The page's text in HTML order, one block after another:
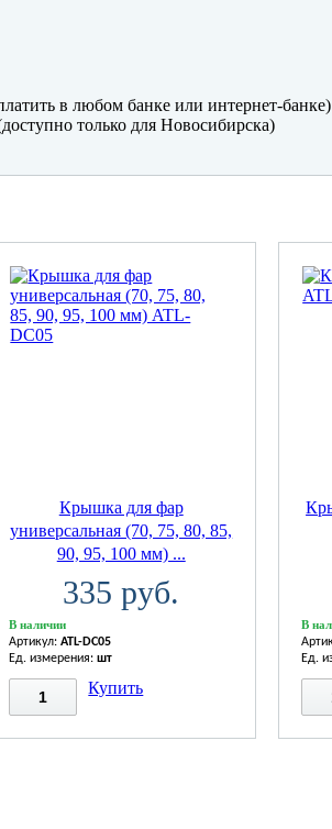
в любом банке или интернет-банке)
только для Новосибирска)
Крышка для фар
универсальная (70, 75, 80, 85,
90, 95, 100 мм) ...
335 руб.
В наличии
Артикул:ATL-DC05
Ед. измерения:шт
Купить
В
Ед.